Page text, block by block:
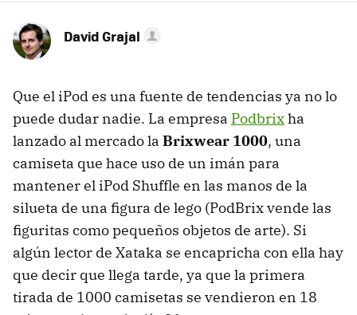
David Grajal
Que el iPod es una fuente de tendencias ya no lo
puede dudar nadie. La empresa Podbrixha
lanzado al mercado la Brixwear 1000, una
camiseta que hace uso de un imán para
mantener el iPod Shuffle en las manos de la
silueta de una figura de lego (PodBrix vende las
figuritas como pequeños objetos de arte). Si
algún lector de Xataka se encapricha con ella hay
que decir que llega tarde, ya que la primera
tirada de 1000 camisetas se vendieron en 18